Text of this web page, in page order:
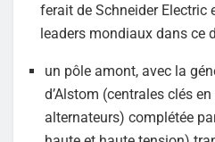
ferait de Schneider Electric
leaders mondiaux dans ce
un pôle amont, avec la
d’Alstom (centrales clés
alternateurs) complétée